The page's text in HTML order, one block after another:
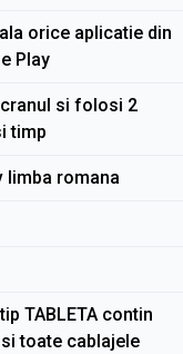
orice aplicatie din
Play
si folosi 2
timp
limba romana
TABLETA contin
toate cablajele